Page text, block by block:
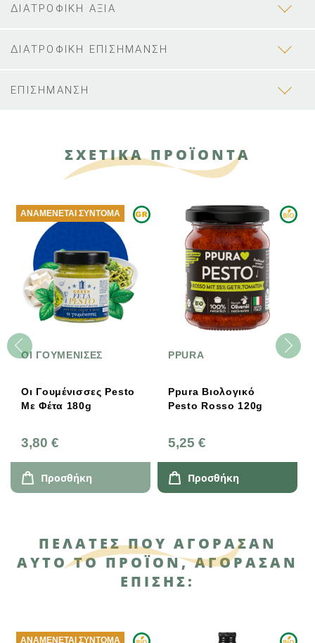
ΔΙΑΤΡΟΦΙΚΗ ΑΞΙΑ
ΔΙΑΤΡΟΦΙΚΗ ΕΠΙΣΗΜΑΝΣΗ
ΕΠΙΣΗΜΑΝΣΗ
ΣΧΕΤΙΚΑ ΠΡΟΪΟΝΤΑ
ΟΙ ΓΟΥΜΕΝΙΣΕΣ
Οι Γουμένισσες Pesto
Με Φέτα 180g
3,80 €
ΑΝΑΜΈΝΕΤΑΙ ΣΎΝΤΟΜΑ
Προσθήκη
PPURA
Ppura Βιολογικό
Pesto Rosso 120g
5,25 €
Προσθήκη
ΠΕΛΆΤΕΣ ΠΟΥ ΑΓΌΡΑΣΑΝ
ΑΥΤΌ ΤΟ ΠΡΟΪΌΝ, ΑΓΌΡΑΣΑΝ
ΕΠΊΣΗΣ:
ΑΝΑΜΈΝΕΤΑΙ ΣΎΝΤΟΜΑ